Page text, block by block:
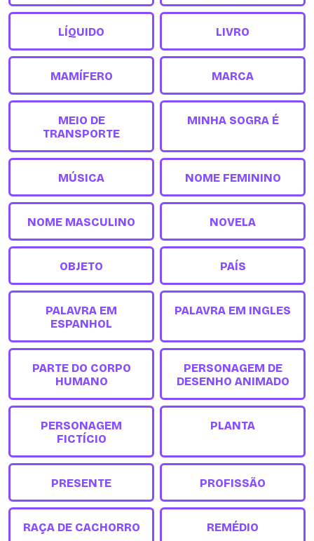
LÍQUIDO LIVRO
MAMÍFERO MARCA
MEIO DE
TRANSPORTE
MINHA SOGRA É
MÚSICA NOME FEMININO
NOME MASCULINO NOVELA
OBJETO PAÍS
PALAVRA EM
ESPANHOL
PALAVRA EM INGLES
PARTE DO CORPO
HUMANO
PERSONAGEM DE
DESENHO ANIMADO
PERSONAGEM
FICTÍCIO
PLANTA
PRESENTE PROFISSÃO
RAÇA DE CACHORRO REMÉDIO